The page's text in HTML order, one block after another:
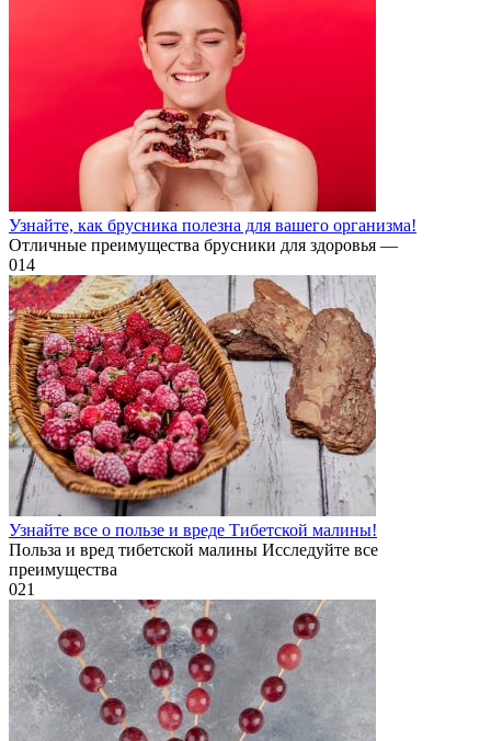
Узнайте, как брусника полезна для вашего организма!
Отличные преимущества брусники для здоровья —
014
Узнайте все о пользе и вреде Тибетской малины!
Польза и вред тибетской малины Исследуйте все
преимущества
021